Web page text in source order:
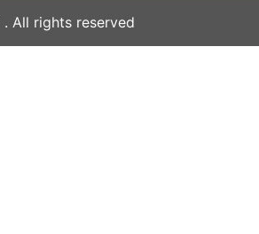
. All rights reserved